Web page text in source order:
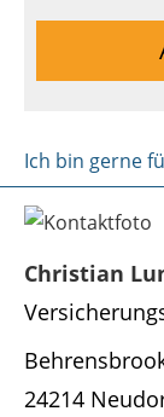
Ich bin gerne
Christian
24214